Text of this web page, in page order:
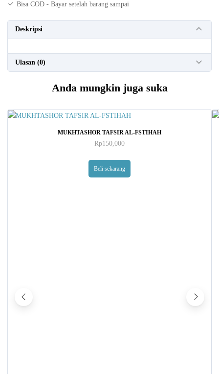
Bisa COD - Bayar setelah barang sampai
Deskripsi
Ulasan (0)
Anda mungkin juga suka
MUKHTASHOR TAFSIR AL-FSTIHAH
Rp150,000
Beli sekarang